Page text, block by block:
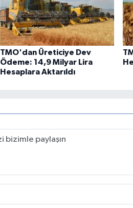
TMO'dan Üreticiye Dev
Ödeme: 14,9 Milyar Lira
Hesaplara Aktarıldı